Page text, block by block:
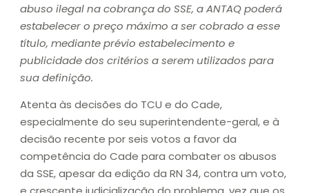
abuso ilegal na cobrança do SSE, a ANTAQ poderá
estabelecer o preço máximo a ser cobrado a esse
título, mediante prévio estabelecimento e
publicidade dos critérios a serem utilizados para
sua definição.
Atenta às decisões do TCU e do Cade,
especialmente do seu superintendente-geral, e à
decisão recente por seis votos a favor da
competência do Cade para combater os abusos
da SSE, apesar da edição da RN 34, contra um voto,